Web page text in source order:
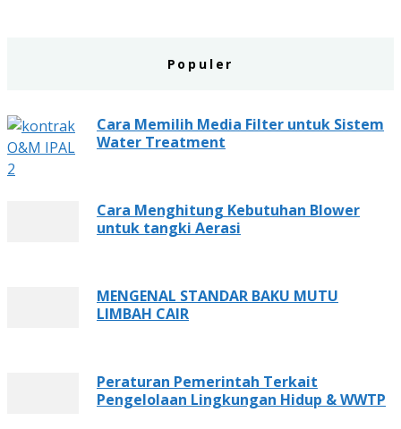
Populer
Cara Memilih Media Filter untuk Sistem
Water Treatment
Cara Menghitung Kebutuhan Blower
untuk tangki Aerasi
MENGENAL STANDAR BAKU MUTU
LIMBAH CAIR
Peraturan Pemerintah Terkait
Pengelolaan Lingkungan Hidup & WWTP